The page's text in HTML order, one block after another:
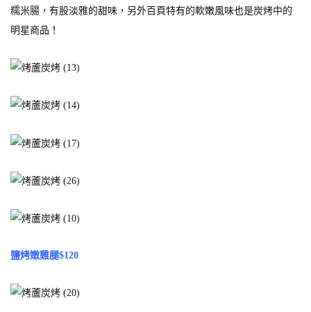
糯米腸，有股淡雅的甜味，另外百頁特有的軟嫩風味也是炭烤中的
明星商品！
鹽烤嫩雞腿$120